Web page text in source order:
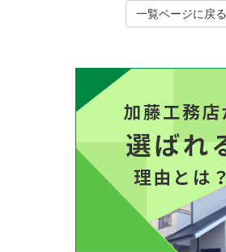
一覧ページに戻る